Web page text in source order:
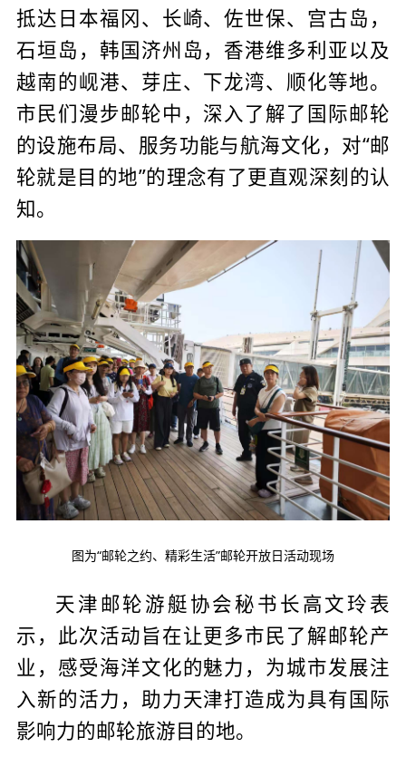
抵达日本福冈、长崎、佐世保、宫古岛，
石垣岛，韩国济州岛，香港维多利亚以及
越南的岘港、芽庄、下龙湾、顺化等地。
市民们漫步邮轮中，深入了解了国际邮轮
的设施布局、服务功能与航海文化，对“邮
轮就是目的地”的理念有了更直观深刻的认
知。
图为“邮轮之约、精彩生活”邮轮开放日活动现场
天津邮轮游艇协会秘书长高文玲表
示，此次活动旨在让更多市民了解邮轮产
业，感受海洋文化的魅力，为城市发展注
入新的活力，助力天津打造成为具有国际
影响力的邮轮旅游目的地。